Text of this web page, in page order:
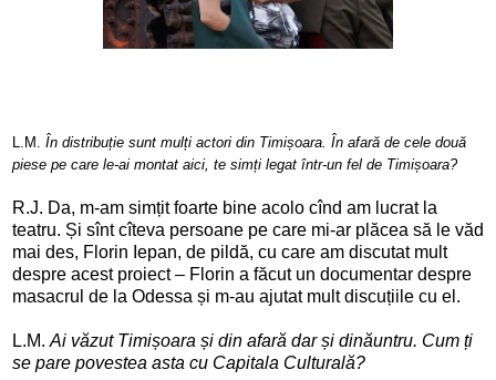
L.M. În distribuție sunt mulți actori din Timișoara. În afară de cele două
piese pe care le-ai montat aici, te simți legat într-un fel de Timișoara?
R.J. Da, m-am simțit foarte bine acolo cînd am lucrat la
teatru. Și sînt cîteva persoane pe care mi-ar plăcea să le văd
mai des, Florin Iepan, de pildă, cu care am discutat mult
despre acest proiect – Florin a făcut un documentar despre
masacrul de la Odessa și m-au ajutat mult discuțiile cu el.
L.M. Ai văzut Timișoara și din afară dar și dinăuntru. Cum ți
se pare povestea asta cu Capitala Culturală?